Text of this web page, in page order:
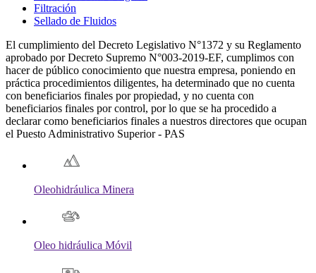
Filtración
Sellado de Fluidos
El cumplimiento del Decreto Legislativo N°1372 y su Reglamento
aprobado por Decreto Supremo N°003-2019-EF, cumplimos con
hacer de público conocimiento que nuestra empresa, poniendo en
práctica procedimientos diligentes, ha determinado que no cuenta
con beneficiarios finales por propiedad, y no cuenta con
beneficiarios finales por control, por lo que se ha procedido a
declarar como beneficiarios finales a nuestros directores que ocupan
el Puesto Administrativo Superior - PAS
Oleohidráulica Minera
Oleo hidráulica Móvil